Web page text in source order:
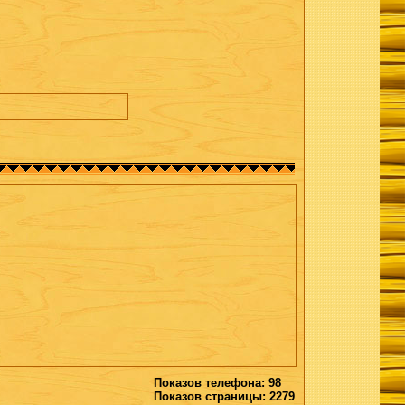
Показов телефона: 98
Показов страницы: 2279